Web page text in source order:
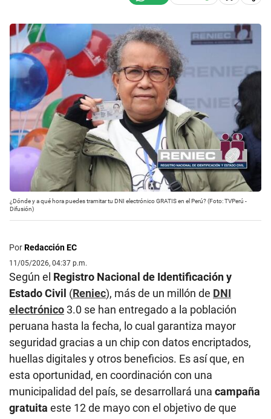
¿Dónde y a qué hora puedes tramitar tu DNI electrónico GRATIS en el Perú? (Foto: TVPerú -
Difusión)
PorRedacción EC
11/05/2026, 04:37 p.m.
Según el Registro Nacional de Identificación y
Estado Civil (Reniec), más de un millón de DNI
electrónico 3.0 se han entregado a la población
peruana hasta la fecha, lo cual garantiza mayor
seguridad gracias a un chip con datos encriptados,
huellas digitales y otros beneficios. Es así que, en
esta oportunidad, en coordinación con una
municipalidad del país, se desarrollará una campaña
gratuita este 12 de mayo con el objetivo de que